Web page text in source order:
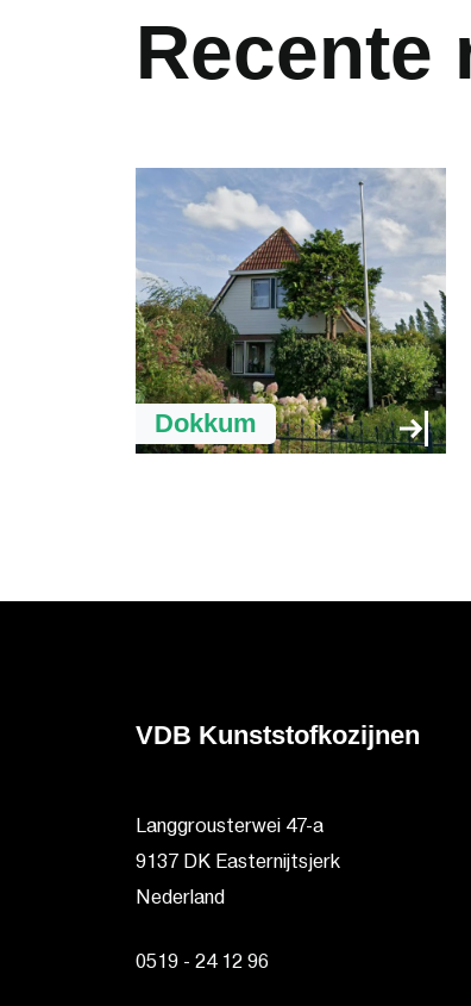
Recente
Dokkum
VDB Kunststofkozijnen
Langgrousterwei 47-a
9137 DK Easternijtsjerk
Nederland
0519 - 24 12 96